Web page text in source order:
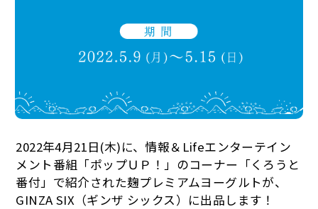
2022年4月21日(木)に、情報＆Lifeエンターテイン
メント番組「ポップＵＰ！」のコーナー「くろうと
番付」で紹介された麹プレミアムヨーグルトが、
GINZA SIX（ギンザ シックス）に出品します！